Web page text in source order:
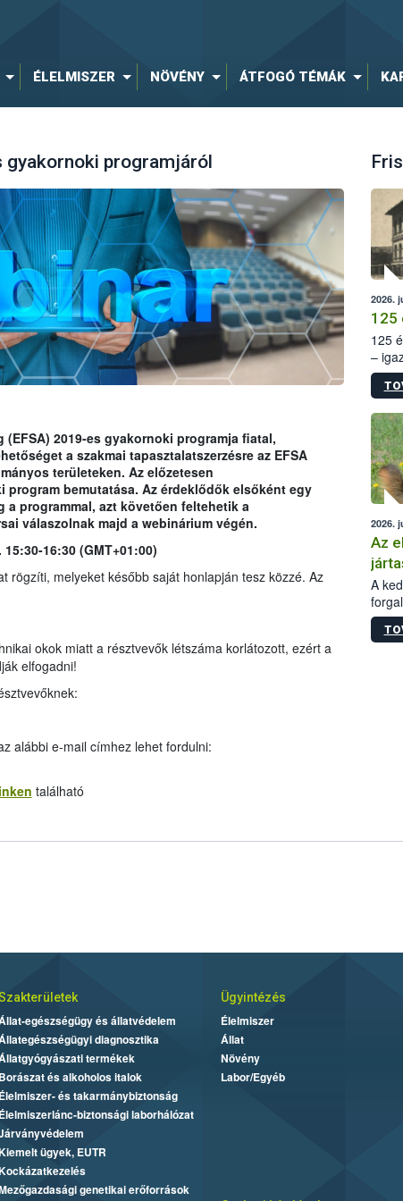
ÉLELMISZER NÖVÉNY ÁTFOGÓ TÉMÁK
gyakornoki programjáról
2019-es gyakornoki programja fiatal,
a szakmai tapasztalatszerzésre az EFSA
területeken. Az előzetesen
bemutatása. Az érdeklődők elsőként egy
a programmal, azt követően feltehetik a
válaszolnak majd a webinárium végén.
16:30 (GMT+01:00)
rögzíti, melyeket később saját honlapján tesz közzé. Az
okok miatt a résztvevők létszáma korlátozott, ezért a
elfogadni!
alábbi e-mail címhez lehet fordulni:
található
2026.
125
125
–
15.
2026.
Az
A
egészségügy és állatvédelem
diagnosztika
termékek
Borászat és alkoholos italok
Élelmiszer- és takarmánybiztonság
Élelmiszerlánc-biztonsági laborhálózat
ügyek, EUTR
genetikai erőforrások
Ügyintézés
Élelmiszer
Állat
Növény
Labor/Egyéb